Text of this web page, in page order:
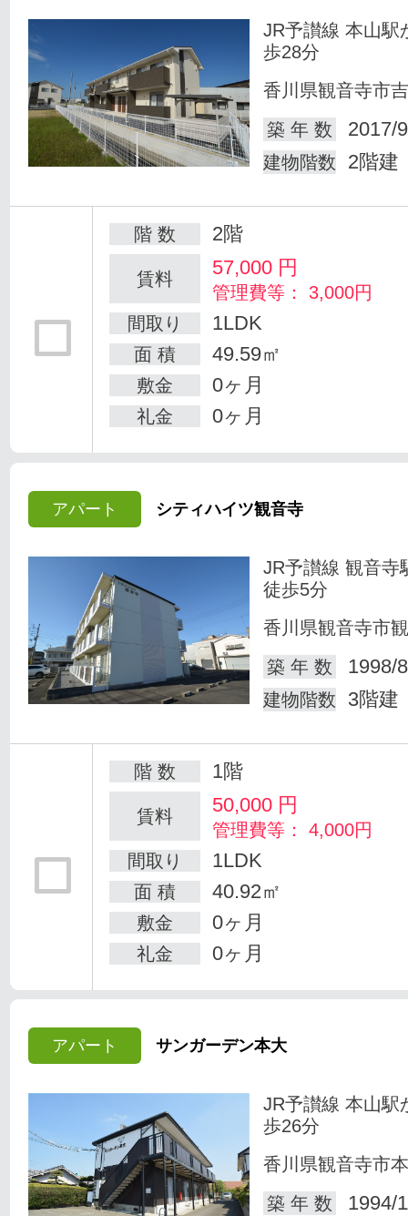
JR予讃線 本山駅
歩28分
香川県観音寺市
築 年 数
2017/
建物階数 2階建
階 数 2階
賃料 57,000 円
管理費等： 3,000円
間取り
1LDK
面 積 49.59㎡
敷金 0ヶ月
礼金 0ヶ月
アパート シティハイツ観音寺
JR予讃線 観音寺
徒歩5分
香川県観音寺市
築 年 数
1998/
建物階数 3階建
階 数 1階
賃料 50,000 円
管理費等： 4,000円
間取り
1LDK
面 積 40.92㎡
敷金 0ヶ月
礼金 0ヶ月
アパート サンガーデン本大
JR予讃線 本山駅
歩26分
香川県観音寺市
築 年 数
1994/